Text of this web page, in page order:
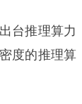
台推理算力
度的推理算